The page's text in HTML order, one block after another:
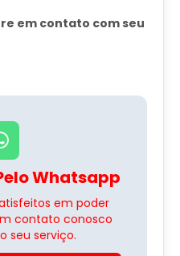
em contato com seu
Whatsapp
em poder
contato conosco
seu serviço.